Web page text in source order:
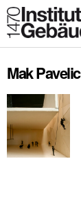
Mak Pavelic